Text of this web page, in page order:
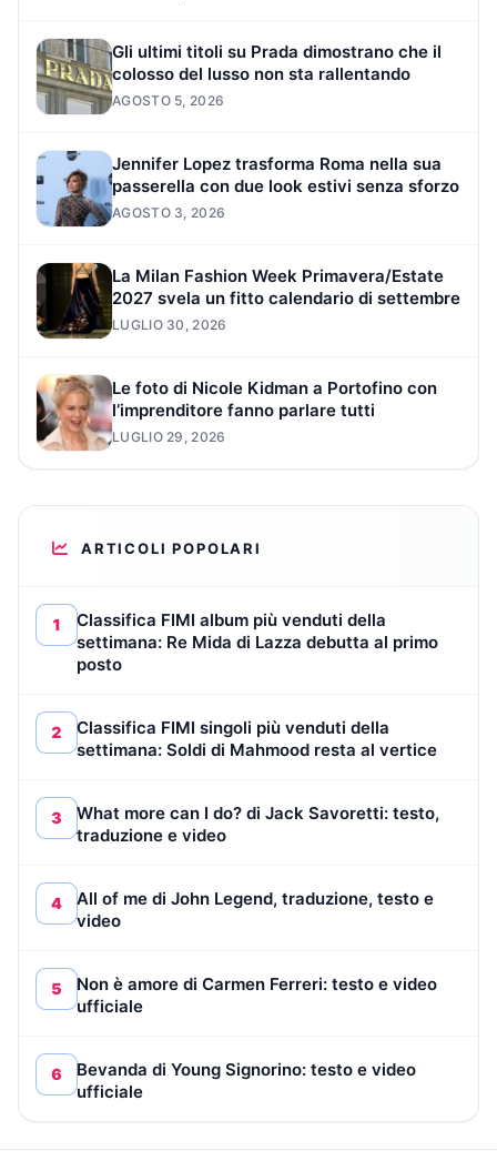
Gli ultimi titoli su Prada dimostrano che il
colosso del lusso non sta rallentando
AGOSTO 5, 2026
Jennifer Lopez trasforma Roma nella sua
passerella con due look estivi senza sforzo
AGOSTO 3, 2026
La Milan Fashion Week Primavera/Estate
2027 svela un fitto calendario di settembre
LUGLIO 30, 2026
Le foto di Nicole Kidman a Portofino con
l’imprenditore fanno parlare tutti
LUGLIO 29, 2026
ARTICOLI POPOLARI
1
Classifica FIMI album più venduti della
settimana: Re Mida di Lazza debutta al primo
posto
2
Classifica FIMI singoli più venduti della
settimana: Soldi di Mahmood resta al vertice
3
What more can I do? di Jack Savoretti: testo,
traduzione e video
4
All of me di John Legend, traduzione, testo e
video
5
Non è amore di Carmen Ferreri: testo e video
ufficiale
6
Bevanda di Young Signorino: testo e video
ufficiale